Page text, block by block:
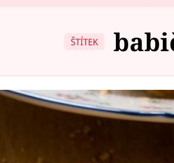
ŠTÍTEK